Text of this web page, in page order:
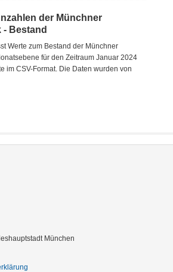
der Münchner
Bestand
Werte zum Bestand der Münchner
für den Zeitraum Januar 2024
im CSV-Format. Die Daten wurden von
München